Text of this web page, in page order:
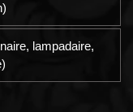
lampadaire,